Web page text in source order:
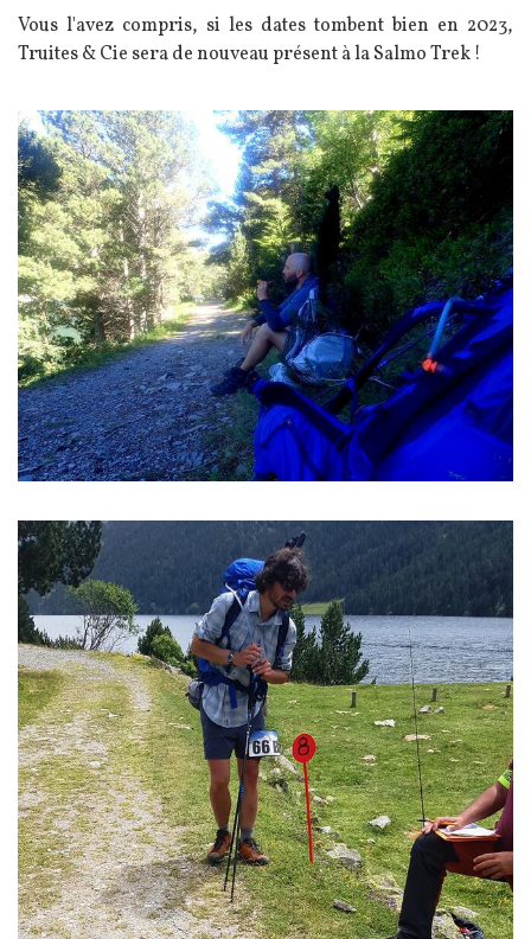
Vous l'avez compris, si les dates tombent bien en 2023,
Truites & Cie sera de nouveau présent à la Salmo Trek !
Image
Image